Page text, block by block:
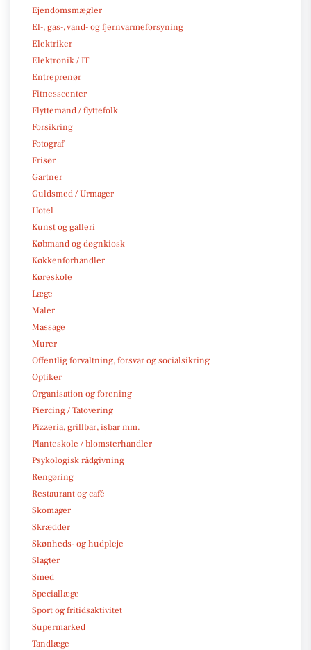
Ejendomsmægler
El-, gas-, vand- og fjernvarmeforsyning
Elektriker
Elektronik / IT
Entreprenør
Fitnesscenter
Flyttemand / flyttefolk
Forsikring
Fotograf
Frisør
Gartner
Guldsmed / Urmager
Hotel
Kunst og galleri
Købmand og døgnkiosk
Køkkenforhandler
Køreskole
Læge
Maler
Massage
Murer
Offentlig forvaltning, forsvar og socialsikring
Optiker
Organisation og forening
Piercing / Tatovering
Pizzeria, grillbar, isbar mm.
Planteskole / blomsterhandler
Psykologisk rådgivning
Rengøring
Restaurant og café
Skomager
Skrædder
Skønheds- og hudpleje
Slagter
Smed
Speciallæge
Sport og fritidsaktivitet
Supermarked
Tandlæge